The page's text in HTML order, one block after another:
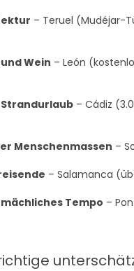
– Teruel (Mudéjar-
Wein – León
– Cádiz
Menschenmassen –
– Salamanca
Tempo –